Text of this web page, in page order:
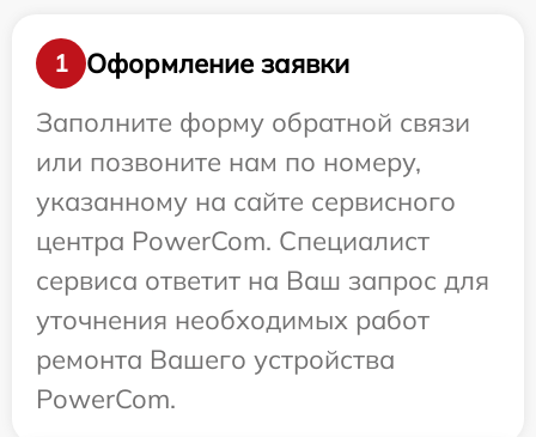
1
Оформление заявки
Заполните форму обратной связи
или позвоните нам по номеру,
указанному на сайте сервисного
центра PowerCom. Специалист
сервиса ответит на Ваш запрос для
уточнения необходимых работ
ремонта Вашего устройства
PowerCom.